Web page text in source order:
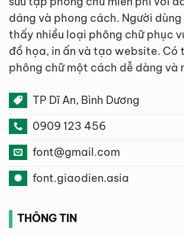
dáng và phong cách. Người
thấy nhiều loại phông chữ phục
đồ họa, in ấn và tạo website. Có
phông chữ một cách dễ dàng và
TP Dĩ An, Bình Dương
0909 123 456
font@gmail.com
font.giaodien.asia
THÔNG TIN